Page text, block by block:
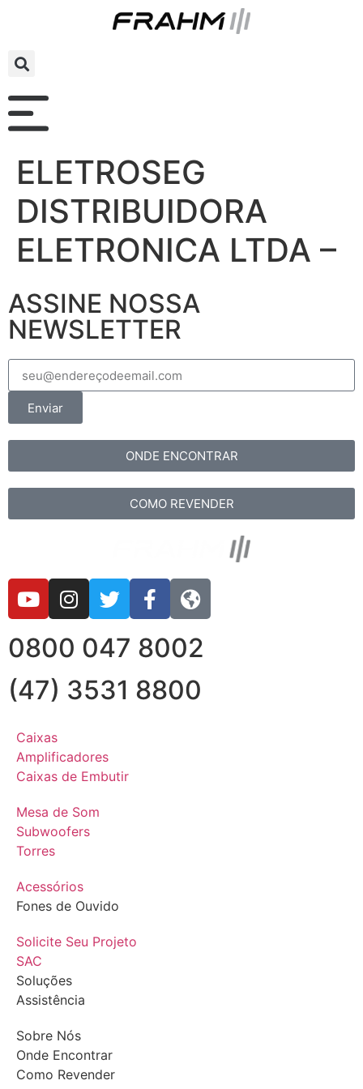
ELETROSEG
DISTRIBUIDORA
ELETRONICA LTDA –
ASSINE NOSSA
NEWSLETTER
Enviar
ONDE ENCONTRAR
COMO REVENDER
0800 047 8002
(47) 3531 8800
Caixas
Amplificadores
Caixas de Embutir
Mesa de Som
Subwoofers
Torres
Acessórios
Fones de Ouvido
Solicite Seu Projeto
SAC
Soluções
Assistência
Sobre Nós
Onde Encontrar
Como Revender